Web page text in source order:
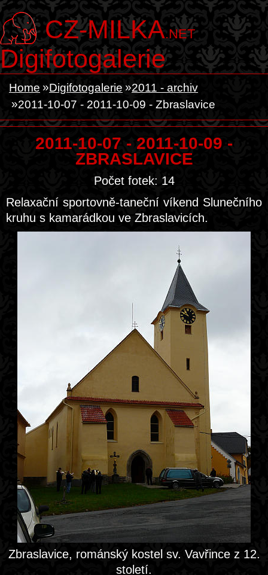
CZ-MILKA.NET
Digifotogalerie
Home Digifotogalerie
2011 - archiv
2011-10-07 - 2011-10-09 - Zbraslavice
2011-10-07 - 2011-10-09 -
ZBRASLAVICE
Počet fotek: 14
Relaxační sportovně-taneční víkend Slunečního
kruhu s kamarádkou ve Zbraslavicích.
Zbraslavice, románský kostel sv. Vavřince z 12.
století.